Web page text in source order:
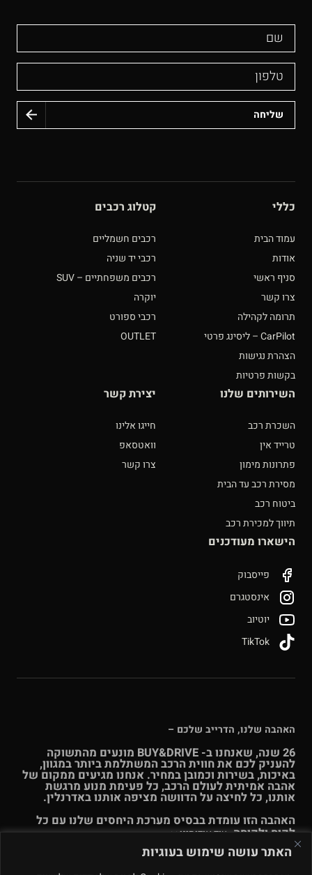
האתר עושה שימוש בעוגיות
כללי
עמוד הבית
אודות
סניף ראשי
צרו קשר
תרומה לקהילה
CarPilot – ליסינג פרטי
הצהרת נגישות
בקשות פרטיות
קטלוג רכבים
רכבים חשמליים
רכבי יד שניה
רכבים משפחתיים – SUV
יוקרה
רכבי ספורט
OUTLET
השירותים שלנו
השכרת רכב
טרייד אין
פתרונות מימון
מסירת רכב עד הבית
ביטוח רכב
תיווך למכירת רכב
יצירת קשר
חייגו אלינו
וואטסאפ
צרו קשר
הישארו מעודכנים
פייסבוק
אינסטגרם
יוטיוב
האהבה שלנו, הדרייב שלכם –
26 שנה, שאנחנו ב- BUY&DRIVE מונעים מהתשוקה
להעניק לכם את חווית הרכב המשתלמת ביותר במגוון,
באיכות, בשירות וכמובן במחיר. אנחנו מגיעים ממקום של
אהבה אמיתית לעולם הרכב, כל פעימת מנוע מרגשת
אותנו, כל לחיצה על הדוושה מציפה אותנו באדרנלין.
האהבה הזו עומדת בבסיס מערכת היחסים שלנו עם כל
לקוח ולקוחה.עוד אודותינו >>